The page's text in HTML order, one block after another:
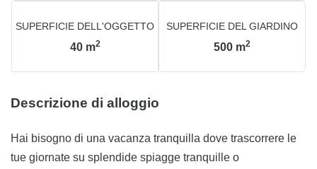
SUPERFICIE DELL'OGGETTO
40 m2
SUPERFICIE DEL GIARDINO
500 m2
Descrizione di alloggio
Hai bisogno di una vacanza tranquilla dove trascorrere le
tue giornate su splendide spiagge tranquille o